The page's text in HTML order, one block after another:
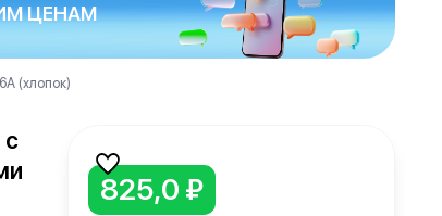
ЦЕНАМ
(хлопок)
с
825,0 ₽